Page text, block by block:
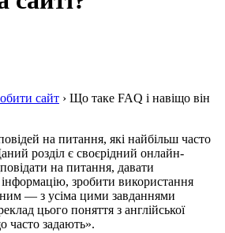
сайт › Що таке FAQ і навіщо він
на питання, які найбільш часто
розділ є своєрідний онлайн-
на питання, давати
зробити використання
— з усіма цими завданнями
цього поняття з англійської
часто задають».